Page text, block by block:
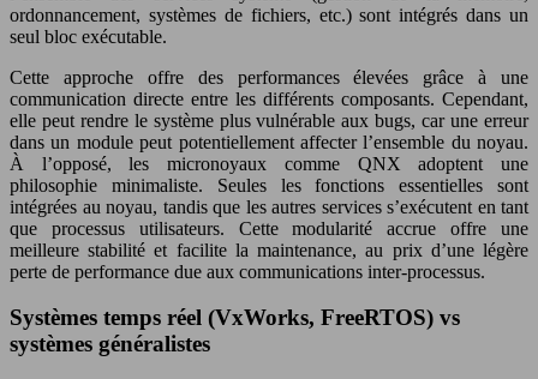
ordonnancement, systèmes de fichiers, etc.) sont intégrés dans un
seul bloc exécutable.
Cette approche offre des performances élevées grâce à une
communication directe entre les différents composants. Cependant,
elle peut rendre le système plus vulnérable aux bugs, car une erreur
dans un module peut potentiellement affecter l’ensemble du noyau.
À l’opposé, les micronoyaux comme QNX adoptent une
philosophie minimaliste. Seules les fonctions essentielles sont
intégrées au noyau, tandis que les autres services s’exécutent en tant
que processus utilisateurs. Cette modularité accrue offre une
meilleure stabilité et facilite la maintenance, au prix d’une légère
perte de performance due aux communications inter-processus.
Systèmes temps réel (VxWorks, FreeRTOS) vs
systèmes généralistes